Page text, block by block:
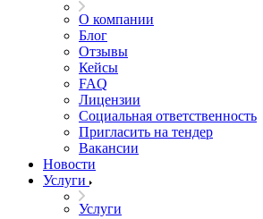
О компании
Блог
Отзывы
Кейсы
FAQ
Лицензии
Социальная ответственность
Пригласить на тендер
Вакансии
Новости
Услуги
Услуги